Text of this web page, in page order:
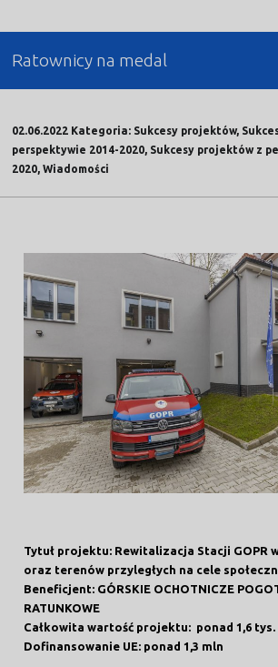
Ratownicy na medal
02.06.2022 Kategoria: Sukcesy projektów,
perspektywie 2014-2020, Sukcesy projektów z
2020, Wiadomości
Tytuł projektu: Rewitalizacja Stacji GOPR
oraz terenów przyległych na cele
Beneficjent: GÓRSKIE OCHOTNICZE
RATUNKOWE
Całkowita wartość projektu: ponad 1,6 tys.
Dofinansowanie UE: ponad 1,3 mln